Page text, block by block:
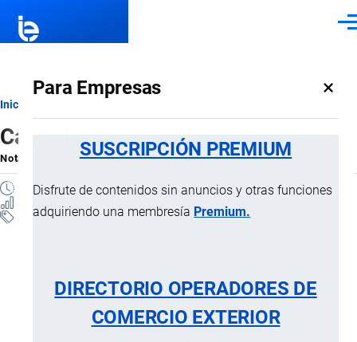
Para Empresas ×
SUSCRIPCIÓN PREMIUM
Disfrute de contenidos sin anuncios y otras funciones
adquiriendo una membresía Premium.
DIRECTORIO OPERADORES DE
COMERCIO EXTERIOR
Ruta
de
navegación
Inicio
Capítulo 63
Nota ExplicativaporImportaciones …, 15 Julio, 2024
4 MINUTOS
Notas Explicativas
63 Los demás artículos textiles
confeccionados; juegos; prendería y